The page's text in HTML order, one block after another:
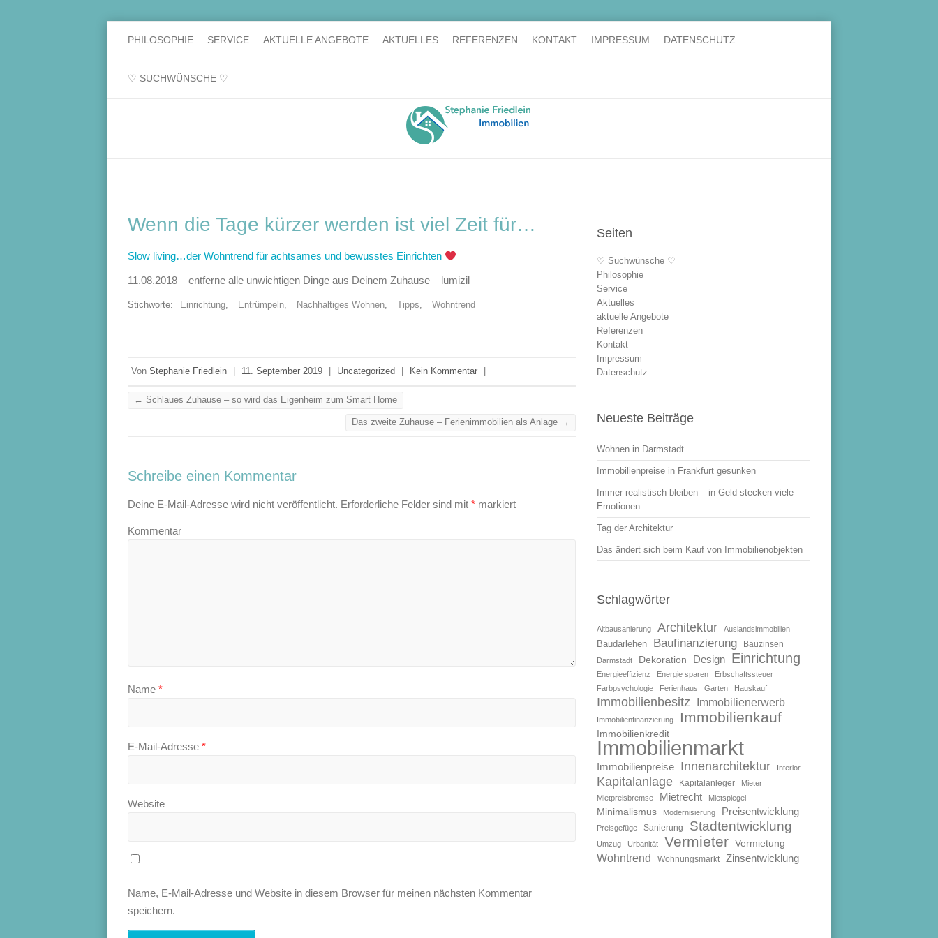
PHILOSOPHIE SERVICE AKTUELLE ANGEBOTE AKTUELLES REFERENZEN KONTAKT IMPRESSUM DATENSCHUTZ
♡ SUCHWÜNSCHE ♡
Wenn die Tage kürzer werden ist viel Zeit für…
Slow living…der Wohntrend für achtsames und bewusstes Einrichten
11.08.2018 – entferne alle unwichtigen Dinge aus Deinem Zuhause – lumizil
Stichworte: Einrichtung, Entrümpeln, Nachhaltiges Wohnen, Tipps, Wohntrend
Von Stephanie Friedlein 11. September 2019 Uncategorized Kein Kommentar
← Schlaues Zuhause – so wird das Eigenheim zum Smart Home
Das zweite Zuhause – Ferienimmobilien als Anlage →
Schreibe einen Kommentar
Deine E-Mail-Adresse wird nicht veröffentlicht. Erforderliche Felder sind mit * markiert
Kommentar
Name *
E-Mail-Adresse *
Website
Name, E-Mail-Adresse und Website in diesem Browser für meinen nächsten Kommentar
speichern.
Seiten
♡ Suchwünsche ♡
Philosophie
Service
Aktuelles
aktuelle Angebote
Referenzen
Kontakt
Impressum
Datenschutz
Neueste Beiträge
Wohnen in Darmstadt
Immobilienpreise in Frankfurt gesunken
Immer realistisch bleiben – in Geld stecken viele
Emotionen
Tag der Architektur
Das ändert sich beim Kauf von Immobilienobjekten
Schlagwörter
Altbausanierung Architektur Auslandsimmobilien
Baudarlehen Baufinanzierung Bauzinsen
Darmstadt Dekoration Design Einrichtung
Energieeffizienz Energie sparen
Erbschaftssteuer
Farbpsychologie
Ferienhaus Garten Hauskauf
Immobilienbesitz Immobilienerwerb
Immobilienfinanzierung Immobilienkauf
Immobilienkredit
Immobilienmarkt
Immobilienpreise Innenarchitektur Interior
Kapitalanlage Kapitalanleger
Mieter
Mietpreisbremse
Mietrecht Mietspiegel
Minimalismus Modernisierung Preisentwicklung
Preisgefüge Sanierung Stadtentwicklung
Umzug Urbanität Vermieter Vermietung
Wohntrend Wohnungsmarkt Zinsentwicklung